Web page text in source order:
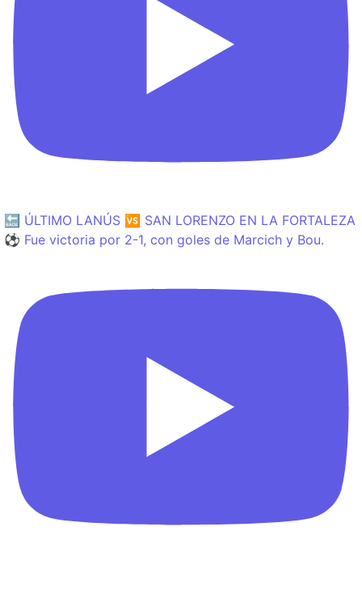
🔙 ÚLTIMO LANÚS 🆚 SAN LORENZO EN LA FORTALEZA
⚽️ Fue victoria por 2-1, con goles de Marcich y Bou.